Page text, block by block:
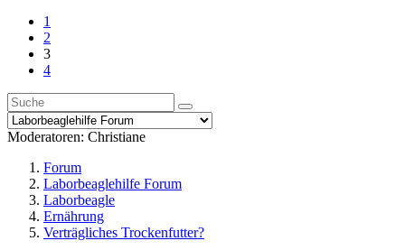
1
2
3
4
Moderatoren: Christiane
Forum
Laborbeaglehilfe Forum
Laborbeagle
Ernährung
Verträgliches Trockenfutter?